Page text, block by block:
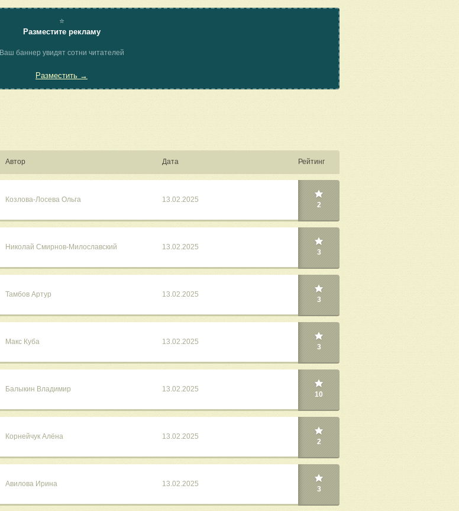
⭐
Разместите рекламу
Ваш баннер увидят сотни читателей
Разместить →
Автор Дата Рейтинг
Козлова-Лосева Ольга 13.02.2025
2
Николай Смирнов-Милославский 13.02.2025
3
Тамбов Артур 13.02.2025
3
Макс Куба 13.02.2025
3
Балыкин Владимир 13.02.2025
10
Корнейчук Алёна 13.02.2025
2
Авилова Ирина 13.02.2025
3